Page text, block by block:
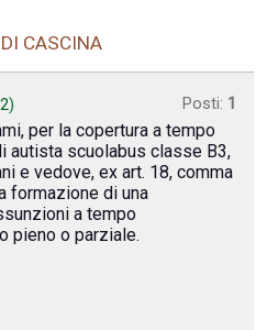
CASCINA
) Posti: 1
per la copertura a tempo
autista scuolabus classe B3,
e vedove, ex art. 18, comma
formazione di una
a tempo
pieno o parziale.